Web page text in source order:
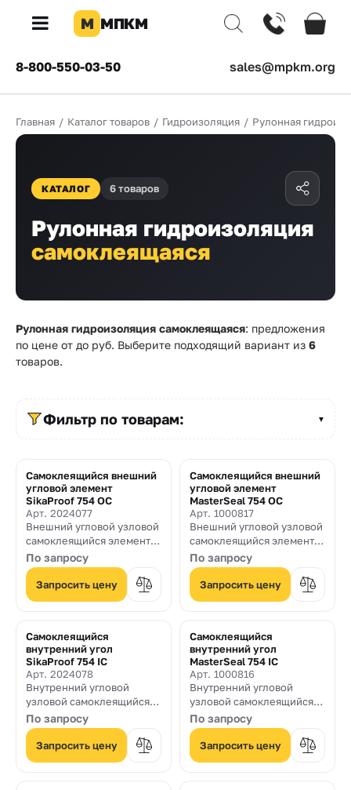
×
КОМПАНИЯ
Доставка
Оплата
Бренды
Прайс-
Калькуляторы
Контакты
8
800
550-
03-
50
sales@mpkm.org
М МПКМ
8-800-550-03-50 sales@mpkm.org
Главная / Каталог товаров / Гидроизоляция / Рулонная
КАТАЛОГ 6 товаров
Рулонная гидроизоляция
самоклеящаяся
Рулонная гидроизоляция самоклеящаяся: предложения
по цене от до руб. Выберите подходящий вариант из 6
товаров.
Фильтр по товарам: ▼
Самоклеящийся внешний
угловой элемент
SikaProof 754 OC
Арт. 2024077
Внешний угловой узловой
самоклеящийся элемент
для монтажа системы
контактной листовой
мембраны MasterSeal 754
По запросу
Запросить цену
Самоклеящийся внешний
угловой элемент
MasterSeal 754 OC
Арт. 1000817
Внешний угловой узловой
самоклеящийся элемент
для монтажа системы
контактной листовой
мембраны MasterSeal 754
По запросу
Запросить цену
Самоклеящийся
внутренний угол
SikaProof 754 IC
Арт. 2024078
Внутренний угловой
узловой самоклеящийся
элемент для монтажа
системы контактной
листовой мембраны
MasterSeal 754
По запросу
Запросить цену
Самоклеящийся
внутренний угол
MasterSeal 754 IC
Арт. 1000816
Внутренний угловой
узловой самоклеящийся
элемент для монтажа
системы контактной
листовой мембраны
MasterSeal 754
По запросу
Запросить цену